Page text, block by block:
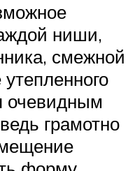
ниши,
смежной
очевидным
грамотно